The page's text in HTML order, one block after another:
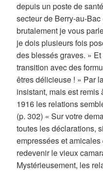
depuis un poste de
secteur de Berry-au-
brutalement je vous
je dois plusieurs fois
des blessés graves. »
transition avec des
êtres délicieuse ! » Par
insistant, mais est remis
1916 les relations
(p. 302) « Sur votre
toutes les déclarations,
empressées et
redevenir le vieux
Mystérieusement, les